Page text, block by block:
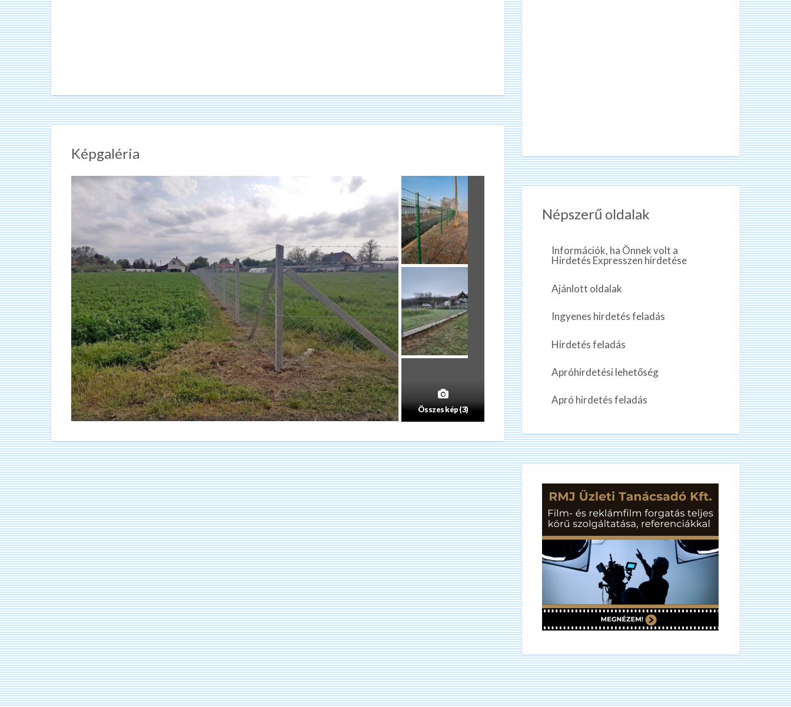
Képgaléria
Összes kép (3)
Népszerű oldalak
Információk, ha Önnek volt a
Hirdetés Expresszen hirdetése
Ajánlott oldalak
Ingyenes hirdetés feladás
Hirdetés feladás
Apróhirdetési lehetőség
Apró hirdetés feladás